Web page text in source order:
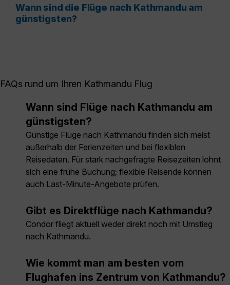
Wann sind die Flüge nach Kathmandu am
günstigsten?
FAQs rund um Ihren Kathmandu Flug
Wann sind Flüge nach Kathmandu am
günstigsten?
Günstige Flüge nach Kathmandu finden sich meist
außerhalb der Ferienzeiten und bei flexiblen
Reisedaten. Für stark nachgefragte Reisezeiten lohnt
sich eine frühe Buchung; flexible Reisende können
auch Last-Minute-Angebote prüfen.
Gibt es Direktflüge nach Kathmandu?
Condor fliegt aktuell weder direkt noch mit Umstieg
nach Kathmandu.
Wie kommt man am besten vom
Flughafen ins Zentrum von Kathmandu?